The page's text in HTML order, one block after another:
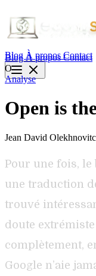
Blog À propos Contact
BlogÀ proposContact
O
Analyse
Open is
Jean David
Pour une fois, le
une traduction
trouvé
doute
complètement,
Google n’aie